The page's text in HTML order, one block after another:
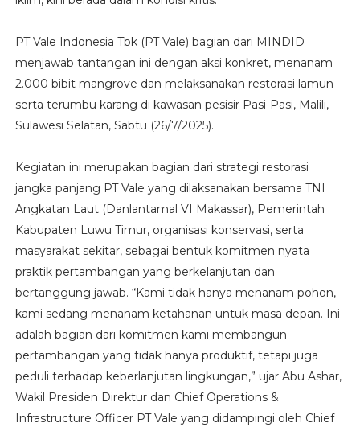
PT Vale Indonesia Tbk (PT Vale) bagian dari MINDID
menjawab tantangan ini dengan aksi konkret, menanam
2.000 bibit mangrove dan melaksanakan restorasi lamun
serta terumbu karang di kawasan pesisir Pasi-Pasi, Malili,
Sulawesi Selatan, Sabtu (26/7/2025).
Kegiatan ini merupakan bagian dari strategi restorasi
jangka panjang PT Vale yang dilaksanakan bersama TNI
Angkatan Laut (Danlantamal VI Makassar), Pemerintah
Kabupaten Luwu Timur, organisasi konservasi, serta
masyarakat sekitar, sebagai bentuk komitmen nyata
praktik pertambangan yang berkelanjutan dan
bertanggung jawab. “Kami tidak hanya menanam pohon,
kami sedang menanam ketahanan untuk masa depan. Ini
adalah bagian dari komitmen kami membangun
pertambangan yang tidak hanya produktif, tetapi juga
peduli terhadap keberlanjutan lingkungan,” ujar Abu Ashar,
Wakil Presiden Direktur dan Chief Operations &
Infrastructure Officer PT Vale yang didampingi oleh Chief